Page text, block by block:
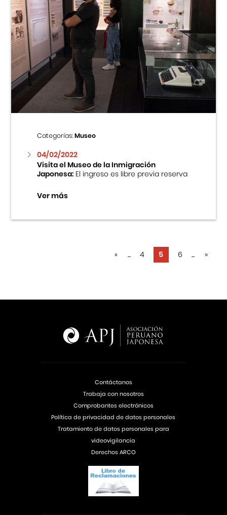
Categorías:Museo
04/02/2022
Visita el Museo de la Inmigración
Japonesa:El ingreso es libre previa reserva
Ver más
« ... 4 5 6 ... »
Contáctanos
Trabaja con nosotros
Comprobantes electrónicos
Política de privacidad de datos personales
Tratamiento de datos personales para
videovigilancia
Derechos ARCO